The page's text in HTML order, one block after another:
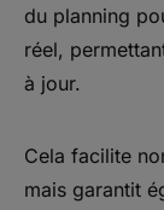
du planning
réel,
à jour.
Cela facilite
mais garantit